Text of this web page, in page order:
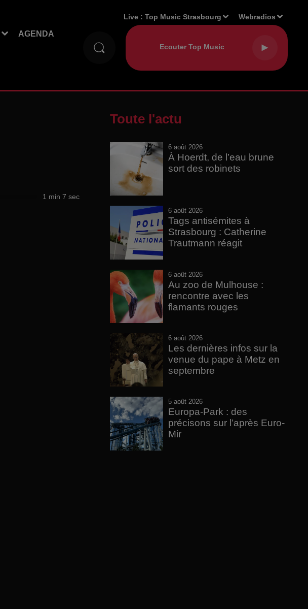
AGENDA
Live :Top Music Strasbourg Webradios
1 min 7 sec
Toute l'actu
6 août 2026
À Hoerdt, de l’eau brune
sort des robinets
6 août 2026
Tags antisémites à
Strasbourg : Catherine
Trautmann réagit
6 août 2026
Au zoo de Mulhouse :
rencontre avec les
flamants rouges
6 août 2026
Les dernières infos sur la
venue du pape à Metz en
septembre
5 août 2026
Europa-Park : des
précisons sur l’après Euro-
Mir